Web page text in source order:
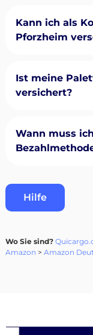
Kann ich als
Pforzheim
Ist meine
versichert?
Wann muss
Hilfe
Wo Sie sind?
Amazon > Amazon